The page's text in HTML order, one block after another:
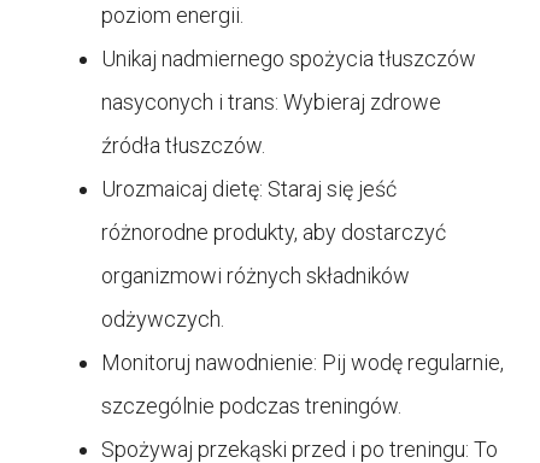
poziom energii.
Unikaj nadmiernego spożycia tłuszczów
nasyconych i trans: Wybieraj zdrowe
źródła tłuszczów.
Urozmaicaj dietę: Staraj się jeść
różnorodne produkty, aby dostarczyć
organizmowi różnych składników
odżywczych.
Monitoruj nawodnienie: Pij wodę regularnie,
szczególnie podczas treningów.
Spożywaj przekąski przed i po treningu: To